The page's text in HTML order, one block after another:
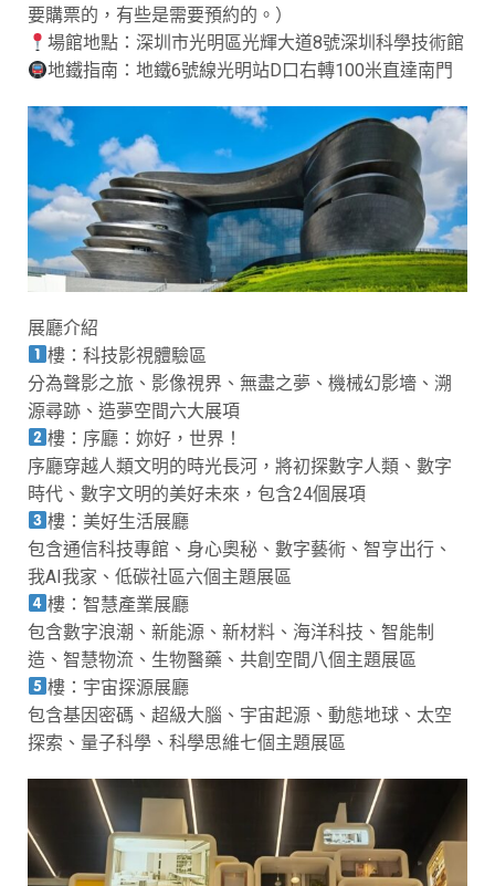
要購票的，有些是需要預約的。）
場館地點：深圳市光明區光輝大道8號深圳科學技術館
地鐵指南：地鐵6號線光明站D口右轉100米直達南門
展廳介紹
樓：科技影視體驗區
分為聲影之旅、影像視界、無盡之夢、機械幻影墻、溯
源尋跡、造夢空間六大展項
樓：序廳：妳好，世界！
序廳穿越人類文明的時光長河，將初探數字人類、數字
時代、數字文明的美好未來，包含24個展項
樓：美好生活展廳
包含通信科技專館、身心奧秘、數字藝術、智亨出行、
我AI我家、低碳社區六個主題展區
樓：智慧產業展廳
包含數字浪潮、新能源、新材料、海洋科技、智能制
造、智慧物流、生物醫藥、共創空間八個主題展區
樓：宇宙探源展廳
包含基因密碼、超級大腦、宇宙起源、動態地球、太空
探索、量子科學、科學思維七個主題展區